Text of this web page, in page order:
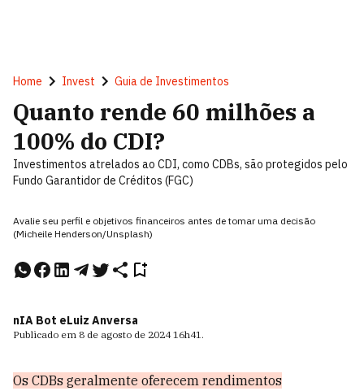
Home Invest Guia de Investimentos
Quanto rende 60 milhões a
100% do CDI?
Investimentos atrelados ao CDI, como CDBs, são protegidos pelo
Fundo Garantidor de Créditos (FGC)
Avalie seu perfil e objetivos financeiros antes de tomar uma decisão
(Micheile Henderson/Unsplash)
nIA Bot eLuiz Anversa
Publicado em 8 de agosto de 2024 16h41.
Os CDBs geralmente oferecem rendimentos